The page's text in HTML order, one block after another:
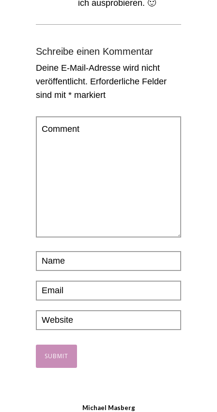
ich ausprobieren. 🙂
Schreibe einen Kommentar
Deine E-Mail-Adresse wird nicht
veröffentlicht. Erforderliche Felder
sind mit * markiert
Michael Masberg